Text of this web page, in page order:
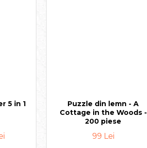
5 in 1
Puzzle din lemn - A
Cottage in the Woods -
200 piese
99 Lei